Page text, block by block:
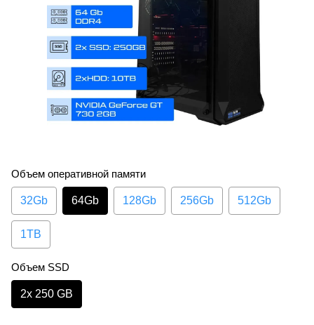
Объем оперативной памяти
32Gb 64Gb 128Gb 256Gb 512Gb
1TB
Объем SSD
2х 250 GB